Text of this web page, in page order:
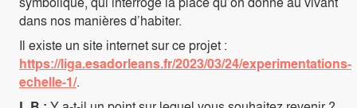
dans nos manières d’habiter.
Il existe un site internet sur ce projet :
https://liga.esadorleans.fr/2023/03/24/experimentations-
echelle-1/.